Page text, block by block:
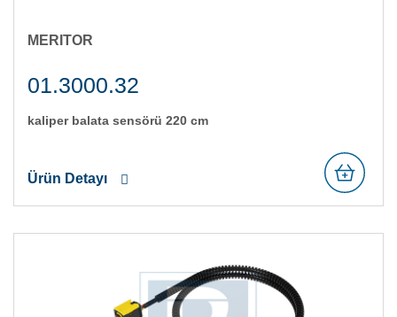
MERITOR
01.3000.32
kali̇per balata sensörü 220 cm
Ürün Detayı